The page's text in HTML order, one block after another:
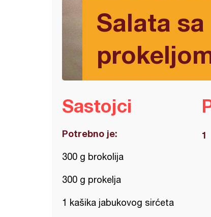
Salata
Sastojci
Potrebno je:
300 g brokolija
300 g prokelja
1 kašika jabukovog sirćeta